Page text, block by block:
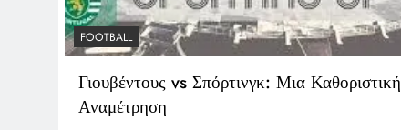
FOOTBALL
Γιουβέντους vs Σπόρτινγκ: Μια Καθοριστική
Αναμέτρηση